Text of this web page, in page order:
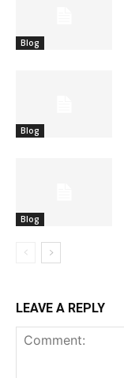
Blog
Blog
Blog
LEAVE A REPLY